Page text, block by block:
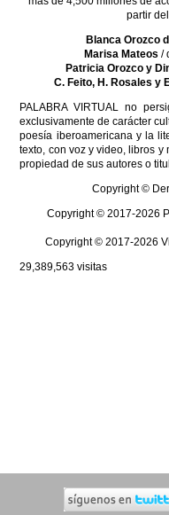
partir
Blanca Orozco
Marisa Mateos /
Patricia Orozco y
C. Feito, H. Rosales y
PALABRA VIRTUAL no
exclusivamente de carácter
poesía iberoamericana y la
texto, con voz y video, libros y
propiedad de sus autores o
Copyright ©
Copyright © 2017-2026
Copyright © 2017-2026
29,389,563 visitas